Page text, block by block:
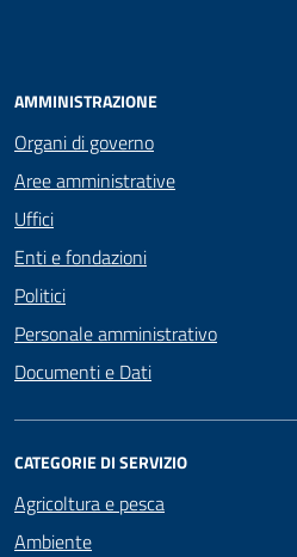
AMMINISTRAZIONE
Organi di governo
Aree amministrative
Uffici
Enti e fondazioni
Politici
Personale amministrativo
Documenti e Dati
CATEGORIE DI SERVIZIO
Agricoltura e pesca
Ambiente